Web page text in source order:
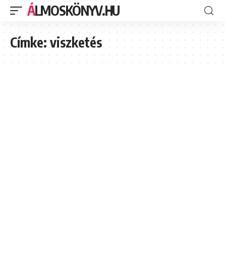
ÁLMOSKÖNYV.HU
Címke:viszketés